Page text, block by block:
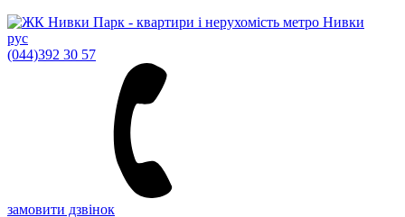
рус
(044)392 30 57
замовити дзвінок